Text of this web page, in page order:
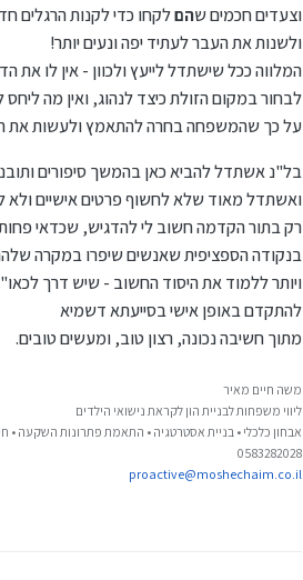
וצעדים חכמים שהםלקחו כדי לקנות הרגלים
ולשנות את העבר לעתיד יפה ונעים יותר!
המלווה ככל שישתדל לייעץ ולכוון - אין לו את
לבחור במקום הזולת כיצד לנהוג, ואין מה ליחס
על כך שהמשפחה בחרה להתאמץ ולעשות את
בל"נ אשתדל להביא כאן בהמשך סיפורים
ואשתדל מאוד שלא לחשוף פרטים אישיים ולא
רק בתור הקדמה חשוב לי להדגיש, שכדאי
בנקודה הספציפית שאנשים שיפרו במקרה
ויותר ללמוד את היסוד החשוב - שיש דרך
להתקדם באופן אישי בסייעתא דשמיא
מתוך חשיבה נכונה, רצון טוב, ומעשים טובים.
משה חיים מאיר
ליווי משפחות לבניית הון לקראת נישואי הילדים
אבחון כלכלי • בניית אסטרטגיה • התאמת פתרונות השקעה •
0583282028
proactive@moshechaim.co.il